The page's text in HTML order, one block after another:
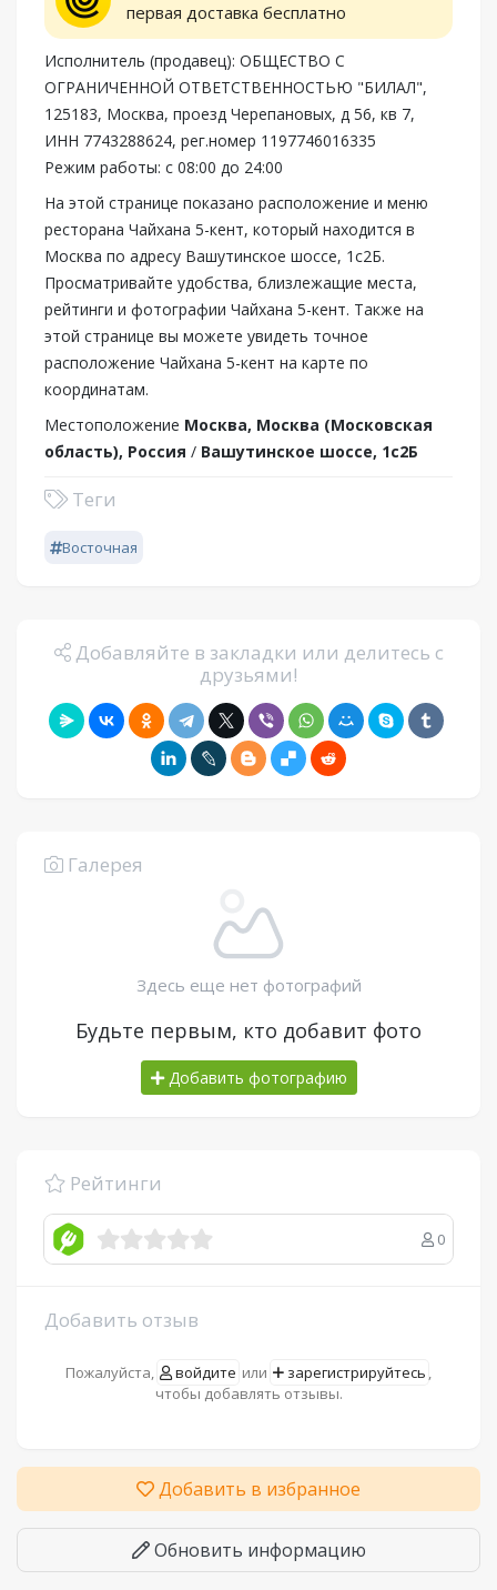
первая доставка бесплатно
Исполнитель (продавец): ОБЩЕСТВО С
ОГРАНИЧЕННОЙ ОТВЕТСТВЕННОСТЬЮ "БИЛАЛ",
125183, Москва, проезд Черепановых, д 56, кв 7,
ИНН 7743288624, рег.номер 1197746016335
Режим работы: с 08:00 до 24:00
На этой странице показано расположение и меню
ресторана Чайхана 5-кент, который находится в
Москва по адресу Вашутинское шоссе, 1с2Б.
Просматривайте удобства, близлежащие места,
рейтинги и фотографии Чайхана 5-кент. Также на
этой странице вы можете увидеть точное
расположение Чайхана 5-кент на карте по
координатам.
Местоположение Москва, Москва (Московская
область), Россия / Вашутинское шоссе, 1с2Б
Теги
Восточная
Добавляйте в закладки или делитесь с
друзьями!
Галерея
Здесь еще нет фотографий
Будьте первым, кто добавит фото
Добавить фотографию
Рейтинги
0
Добавить отзыв
Пожалуйста, войдите или зарегистрируйтесь ,
чтобы добавлять отзывы.
Добавить в избранное
Обновить информацию